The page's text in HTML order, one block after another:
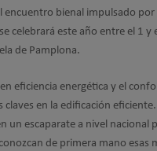
encuentro bienal impulsado por
se celebrará este año entre el 1 y
de Pamplona.
eficiencia energética y el
claves en la edificación eficiente.
un escaparate a nivel nacional
de primera mano esas